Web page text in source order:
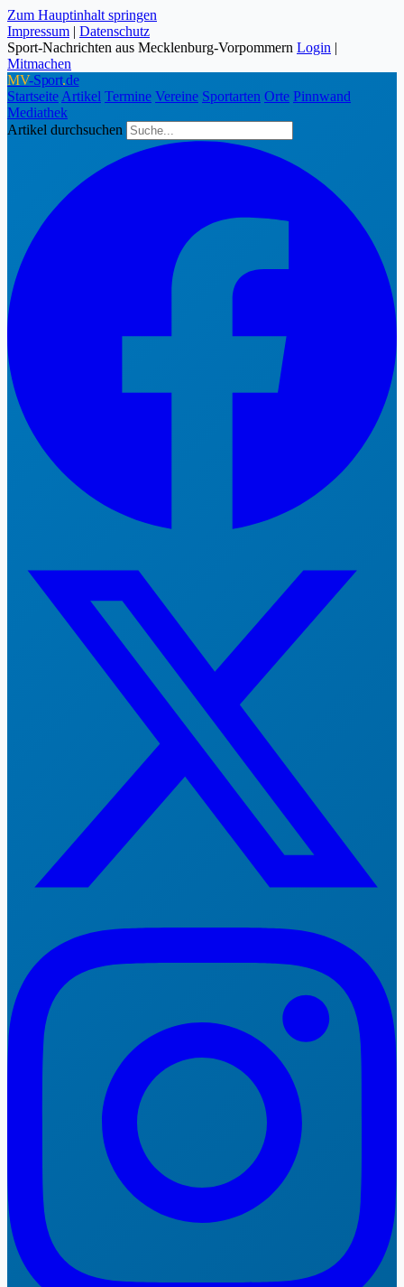
Zum Hauptinhalt springen
Impressum | Datenschutz
Sport-Nachrichten aus Mecklenburg-Vorpommern Login |
Mitmachen
MV-Sport.de
Startseite Artikel Termine Vereine Sportarten Orte Pinnwand
Mediathek
Artikel durchsuchen